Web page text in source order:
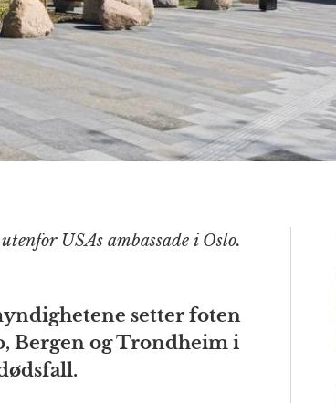
USAs ambassade i Oslo.
setter foten
Bergen og Trondheim i